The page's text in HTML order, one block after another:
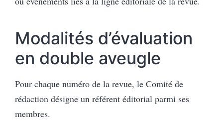
Modalités d’évaluation
en double aveugle
Pour chaque numéro de la revue, le Comité de
rédaction désigne un référent éditorial parmi ses
membres.